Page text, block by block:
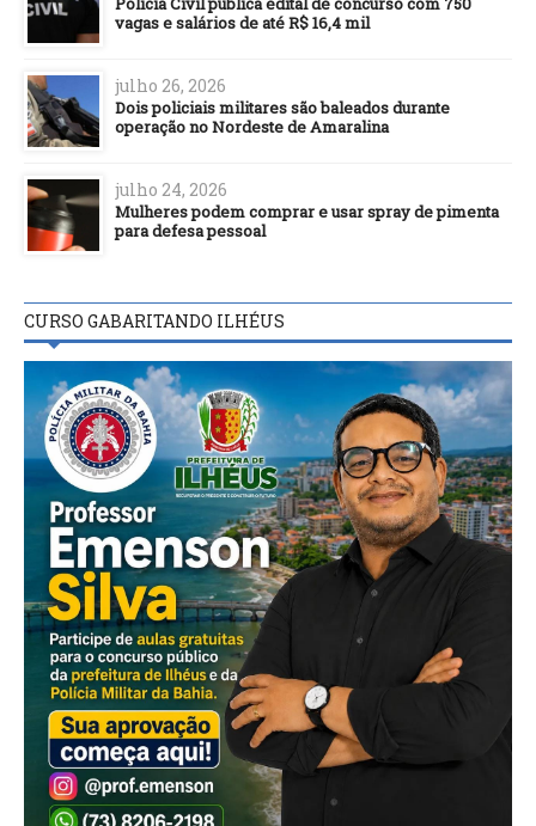
vagas e salários de até R$ 16,4 mil
julho 26, 2026
Dois policiais militares são baleados durante
operação no Nordeste de Amaralina
julho 24, 2026
Mulheres podem comprar e usar spray de pimenta
para defesa pessoal
CURSO GABARITANDO ILHÉUS